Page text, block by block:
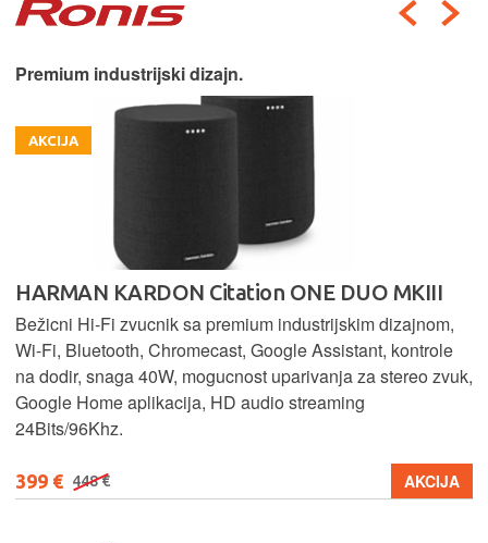
Premium industrijski dizajn.
AKCIJA
HARMAN KARDON Citation ONE DUO MKIII
Bežicni Hi-Fi zvucnik sa premium industrijskim dizajnom,
Wi-Fi, Bluetooth, Chromecast, Google Assistant, kontrole
na dodir, snaga 40W, mogucnost uparivanja za stereo zvuk,
Google Home aplikacija, HD audio streaming
24Bits/96Khz.
399 € 448 € AKCIJA